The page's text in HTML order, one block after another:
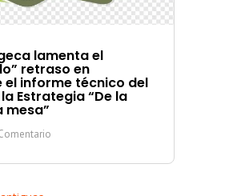
lamenta el
retraso en
el informe técnico del
Estrategia “De la
mesa”